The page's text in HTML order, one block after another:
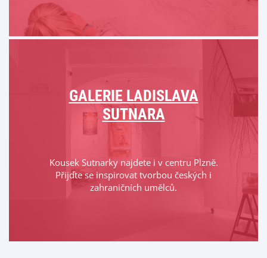
GALERIE LADISLAVA
SUTNARA
Kousek Sutnarky najdete i v centru Plzně.
Přijďte se inspirovat tvorbou českých i
zahraničních umělců.